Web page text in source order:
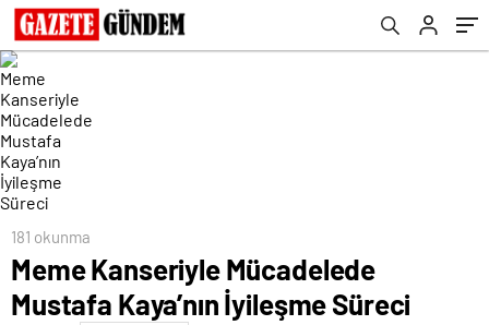
181 okunma
Meme Kanseriyle Mücadelede
Mustafa Kaya’nın İyileşme Süreci